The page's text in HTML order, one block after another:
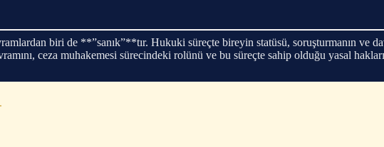
biri de **”sanık”**tır. Hukuki süreçte bireyin statüsü, soruşturmanın ve
ceza muhakemesi sürecindeki rolünü ve bu süreçte sahip olduğu yasal hakları